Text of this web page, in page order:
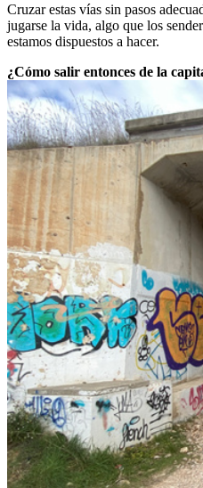
Cruzar estas vías sin pasos
jugarse la vida, algo que los
estamos dispuestos a hacer.
¿Cómo salir entonces de la